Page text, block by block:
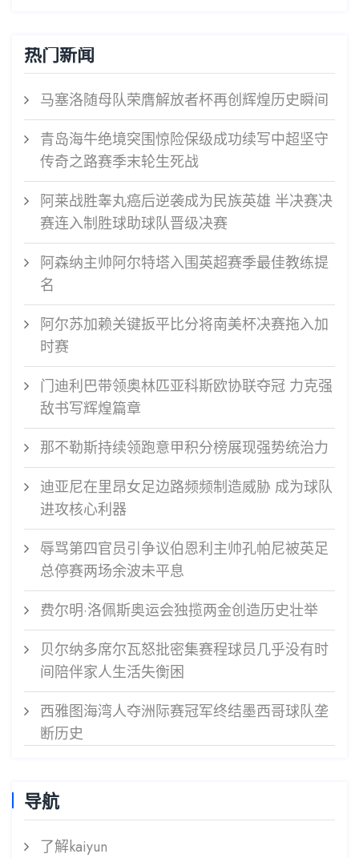
热门新闻
马塞洛随母队荣膺解放者杯再创辉煌历史瞬间
青岛海牛绝境突围惊险保级成功续写中超坚守
传奇之路赛季末轮生死战
阿莱战胜睾丸癌后逆袭成为民族英雄 半决赛决
赛连入制胜球助球队晋级决赛
阿森纳主帅阿尔特塔入围英超赛季最佳教练提
名
阿尔苏加赖关键扳平比分将南美杯决赛拖入加
时赛
门迪利巴带领奥林匹亚科斯欧协联夺冠 力克强
敌书写辉煌篇章
那不勒斯持续领跑意甲积分榜展现强势统治力
迪亚尼在里昂女足边路频频制造威胁 成为球队
进攻核心利器
辱骂第四官员引争议伯恩利主帅孔帕尼被英足
总停赛两场余波未平息
费尔明·洛佩斯奥运会独揽两金创造历史壮举
贝尔纳多席尔瓦怒批密集赛程球员几乎没有时
间陪伴家人生活失衡困
西雅图海湾人夺洲际赛冠军终结墨西哥球队垄
断历史
导航
了解kaiyun